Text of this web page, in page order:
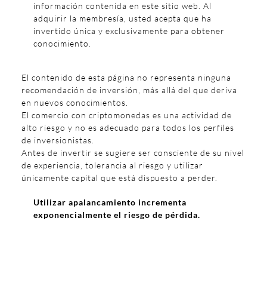
información contenida en este sitio web. Al
adquirir la membresía, usted acepta que ha
invertido única y exclusivamente para obtener
conocimiento.
El contenido de esta página no representa ninguna
recomendación de inversión, más allá del que deriva
en nuevos conocimientos.
El comercio con criptomonedas es una actividad de
alto riesgo y no es adecuado para todos los perfiles
de inversionistas.
Antes de invertir se sugiere ser consciente de su nivel
de experiencia, tolerancia al riesgo y utilizar
únicamente capital que está dispuesto a perder.
Utilizar apalancamiento incrementa
exponencialmente el riesgo de pérdida.